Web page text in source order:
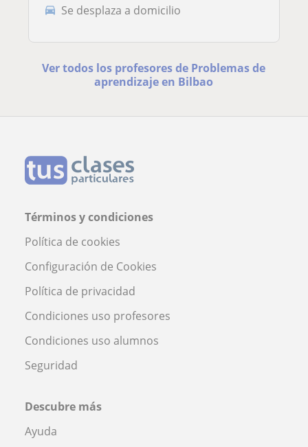
Se desplaza a domicilio
Ver todos los profesores de Problemas de
aprendizaje en Bilbao
Términos y condiciones
Política de cookies
Configuración de Cookies
Política de privacidad
Condiciones uso profesores
Condiciones uso alumnos
Seguridad
Descubre más
Ayuda